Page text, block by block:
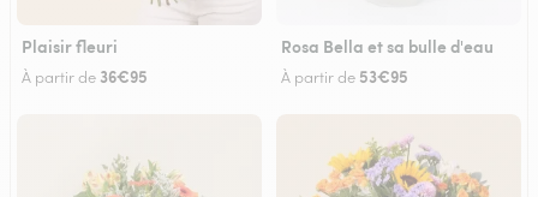
Plaisir fleuri
À partir de 36€95
Rosa Bella et sa bulle d'eau
À partir de 53€95